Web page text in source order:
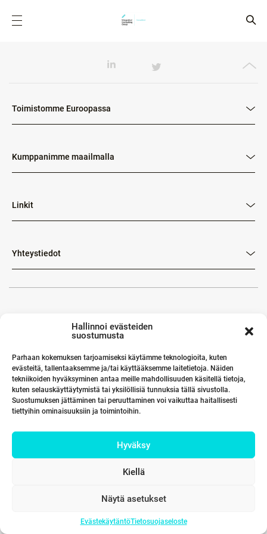
Hallinnoi evästeiden
suostumusta
Parhaan kokemuksen tarjoamiseksi käytämme teknologioita, kuten
evästeitä, tallentaaksemme ja/tai käyttääksemme laitetietoja. Näiden
tekniikoiden hyväksyminen antaa meille mahdollisuuden käsitellä tietoja,
kuten selauskäyttäytymistä tai yksilöllisiä tunnuksia tällä sivustolla.
Suostumuksen jättäminen tai peruuttaminen voi vaikuttaa haitallisesti
tiettyihin ominaisuuksiin ja toimintoihin.
Hyväksy
Kiellä
Näytä asetukset
EvästekäytäntöTietosuojaseloste
Toimistomme Euroopassa
Kumppanimme maailmalla
Linkit
Yhteystiedot